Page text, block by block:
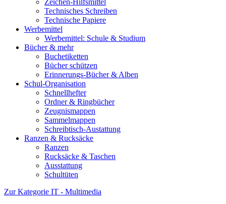
Zeichen-Hilfsmittel
Technisches Schreiben
Technische Papiere
Werbemittel
Werbemittel: Schule & Studium
Bücher & mehr
Buchetiketten
Bücher schützen
Erinnerungs-Bücher & Alben
Schul-Organisation
Schnellhefter
Ordner & Ringbücher
Zeugnismappen
Sammelmappen
Schreibtisch-Austattung
Ranzen & Rucksäcke
Ranzen
Rucksäcke & Taschen
Ausstattung
Schultüten
Zur Kategorie IT - Multimedia